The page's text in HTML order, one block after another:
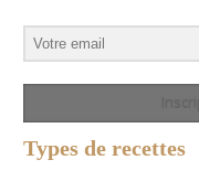
Types de recettes